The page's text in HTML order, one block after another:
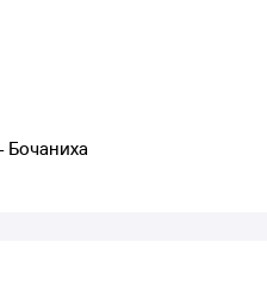
Бочаниха